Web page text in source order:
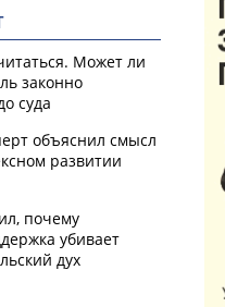
Может ли
законно
суда
объяснил смысл
развитии
почему
убивает
дух